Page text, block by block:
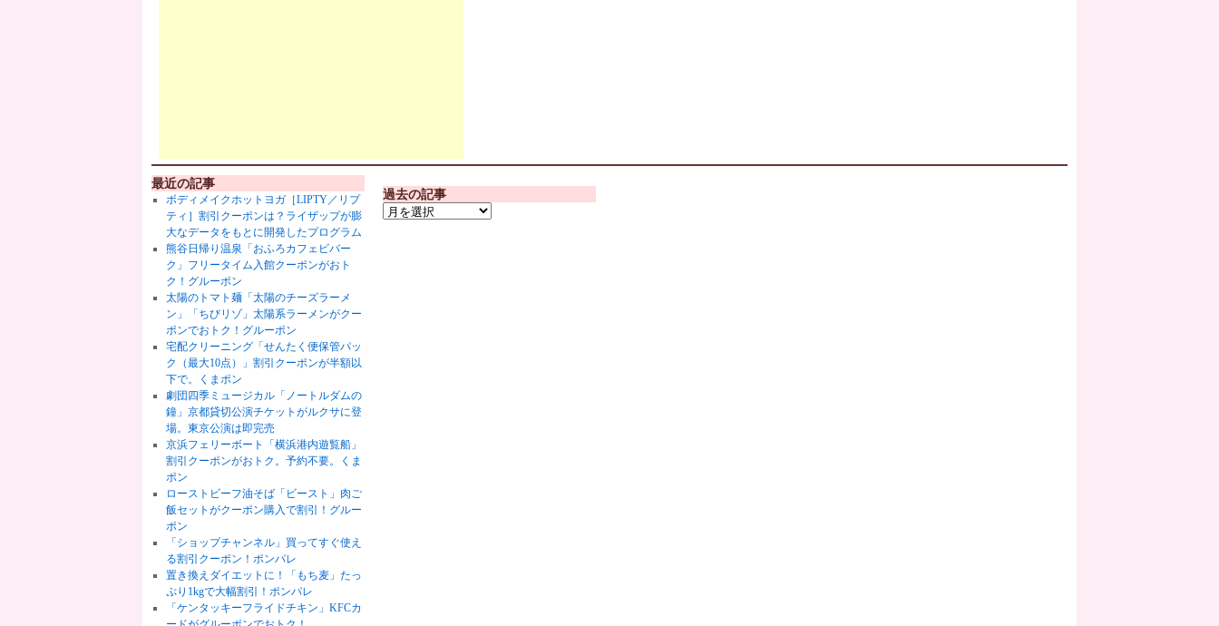
最近の記事
ボディメイクホットヨガ［LIPTY／リプ
ティ］割引クーポンは？ライザップが膨
大なデータをもとに開発したプログラム
熊谷日帰り温泉「おふろカフェビバー
ク」フリータイム入館クーポンがおト
ク！グルーポン
太陽のトマト麺「太陽のチーズラーメ
ン」「ちびリゾ」太陽系ラーメンがクー
ポンでおトク！グルーポン
宅配クリーニング「せんたく便保管パッ
ク（最大10点）」割引クーポンが半額以
下で。くまポン
劇団四季ミュージカル「ノートルダムの
鐘」京都貸切公演チケットがルクサに登
場。東京公演は即完売
京浜フェリーボート「横浜港内遊覧船」
割引クーポンがおトク。予約不要。くま
ポン
ローストビーフ油そば「ビースト」肉ご
飯セットがクーポン購入で割引！グルー
ポン
「ショップチャンネル」買ってすぐ使え
る割引クーポン！ポンパレ
置き換えダイエットに！「もち麦」たっ
ぷり1kgで大幅割引！ポンパレ
「ケンタッキーフライドチキン」KFCカ
過去の記事